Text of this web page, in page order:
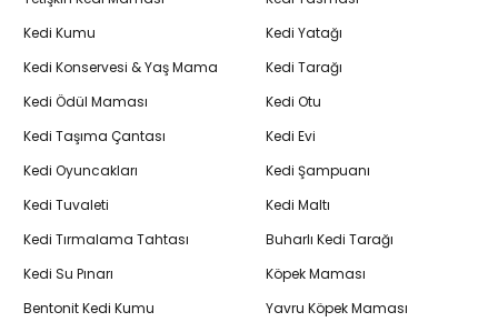
Kedi Kumu
Kedi Konservesi & Yaş Mama
Kedi Ödül Maması
Kedi Taşıma Çantası
Kedi Oyuncakları
Kedi Tuvaleti
Kedi Tırmalama Tahtası
Kedi Su Pınarı
Bentonit Kedi Kumu
Kedi Yatağı
Kedi Tarağı
Kedi Otu
Kedi Evi
Kedi Şampuanı
Kedi Maltı
Buharlı Kedi Tarağı
Köpek Maması
Yavru Köpek Maması